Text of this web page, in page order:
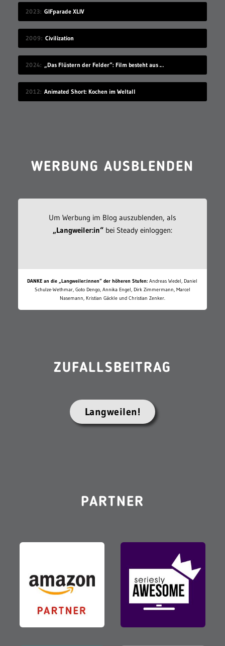
2023 GIFparade XLIV
2009 Civilization
2024 „Das Flüstern der Felder“: Film besteht aus Ölgemälden als Frames
2012 Animated Short: Kochen im Weltall
WERBUNG AUSBLENDEN
Um Werbung im Blog auszublenden, als
„Langweiler:in“bei Steady einloggen:
DANKE an die „Langweiler:innen“ der höheren Stufen: Andreas Wedel, Daniel
Schulze-Wethmar, Goto Dengo, Annika Engel, Dirk Zimmermann, Marcel
Nasemann, Kristian Gäckle und Christian Zenker.
ZUFALLSBEITRAG
Langweilen!
PARTNER